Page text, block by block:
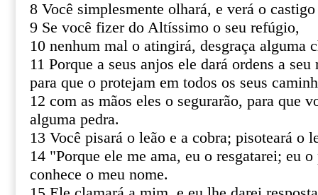
8 Você simplesmente olhará, e verá o
9 Se você fizer do Altíssimo o seu refúgio,
10 nenhum mal o atingirá, desgraça alguma
11 Porque a seus anjos ele dará ordens a seu
para que o protejam em todos os seus
12 com as mãos eles o segurarão, para que
alguma pedra.
13 Você pisará o leão e a cobra; pisoteará o
14 "Porque ele me ama, eu o resgatarei; eu
conhece o meu nome.